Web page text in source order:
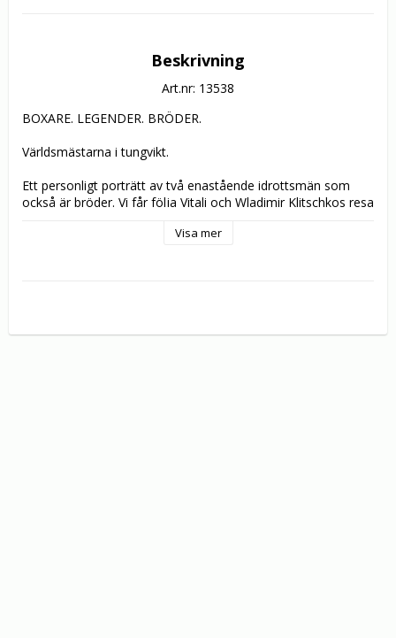
Beskrivning
Art.nr: 13538
BOXARE. LEGENDER. BRÖDER.
Världsmästarna i tungvikt.
Ett personligt porträtt av två enastående idrottsmän som
också är bröder. Vi får följa Vitali och Wladimir Klitschkos resa
Visa mer